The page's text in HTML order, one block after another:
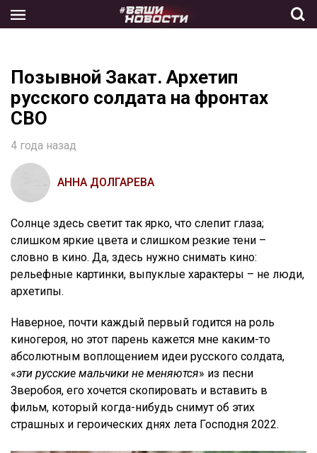
the
Позывной Закат. Архетип
русского солдата на фронтах
СВО
4 года назад
АННА ДОЛГАРЕВА
Солнце здесь светит так ярко, что слепит глаза;
слишком яркие цвета и слишком резкие тени –
словно в кино. Да, здесь нужно снимать кино:
рельефные картинки, выпуклые характеры – не люди,
архетипы.
Наверное, почти каждый первый годится на роль
киногероя, но этот парень кажется мне каким-то
абсолютным воплощением идеи русского солдата,
«эти русские мальчики не меняются» из песни
Зверобоя, его хочется скопировать и вставить в
фильм, который когда-нибудь снимут об этих
страшных и героических днях лета Господня 2022.